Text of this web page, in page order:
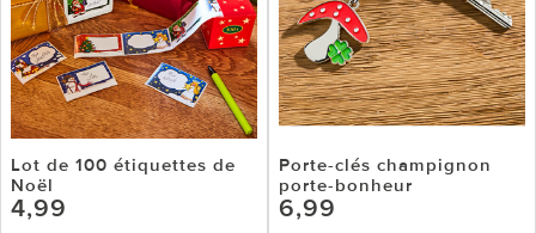
Lot de 100 étiquettes de
Noël
4,99
Porte-clés champignon
porte-bonheur
6,99